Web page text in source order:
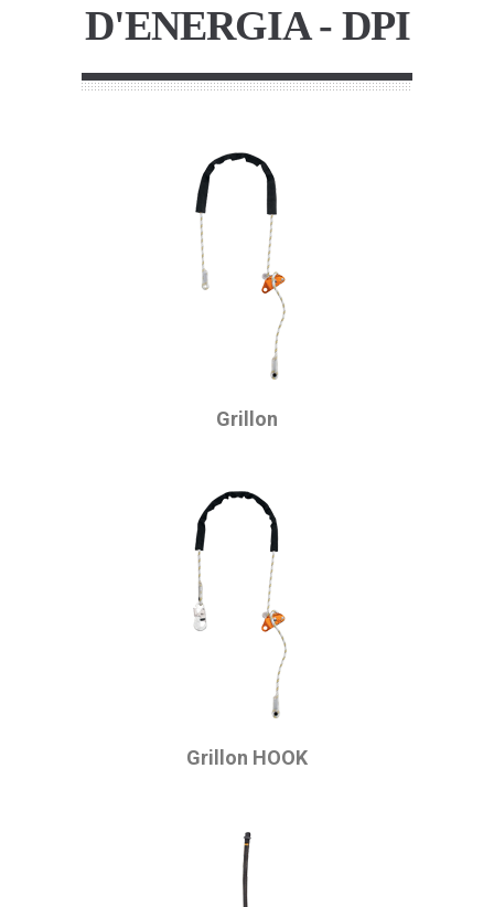
D'ENERGIA - DPI
Grillon
Grillon HOOK